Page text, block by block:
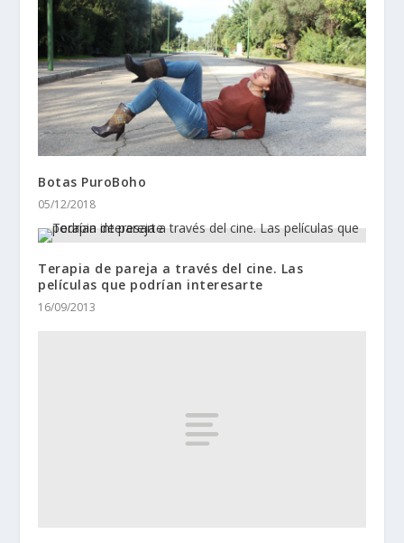
Botas PuroBoho
05/12/2018
Terapia de pareja a través del cine. Las
películas que podrían interesarte
16/09/2013